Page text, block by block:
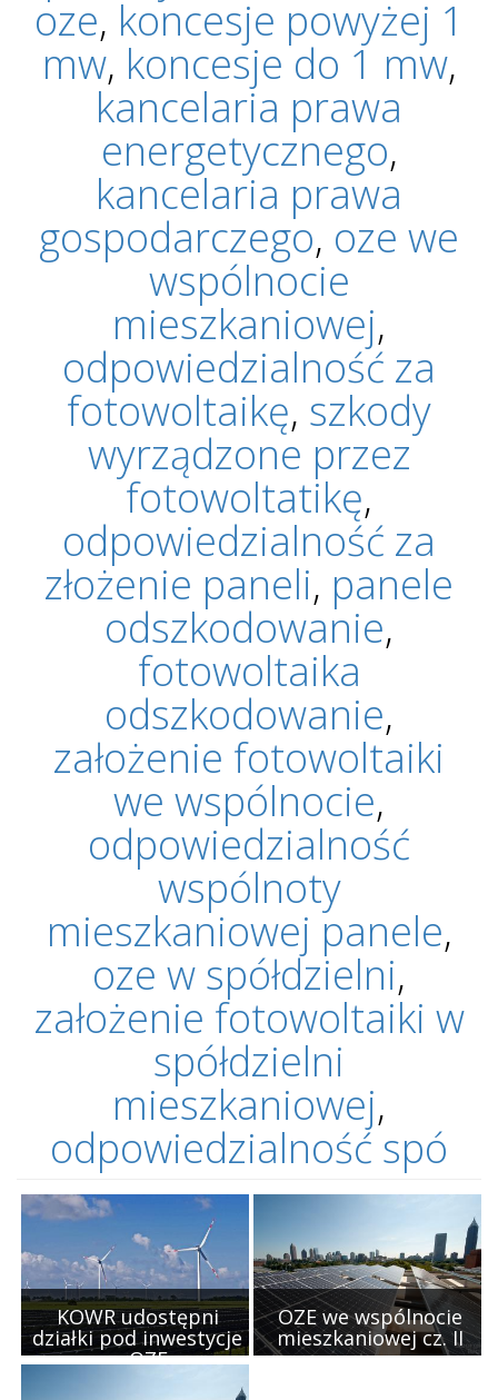
oze, koncesje powyżej 1
mw, koncesje do 1 mw,
kancelaria prawa
energetycznego,
kancelaria prawa
gospodarczego, oze we
wspólnocie
mieszkaniowej,
odpowiedzialność za
fotowoltaikę, szkody
wyrządzone przez
fotowoltatikę,
odpowiedzialność za
złożenie paneli, panele
odszkodowanie,
fotowoltaika
odszkodowanie,
założenie fotowoltaiki
we wspólnocie,
odpowiedzialność
wspólnoty
mieszkaniowej panele,
oze w spółdzielni,
założenie fotowoltaiki w
spółdzielni
mieszkaniowej,
odpowiedzialność spó
KOWR udostępni
działki pod inwestycje
w OZE
OZE we wspólnocie
mieszkaniowej cz. II